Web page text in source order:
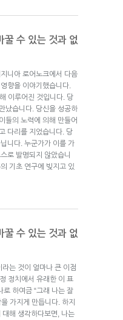
꿀 수 있는 것과 없
니아 로어노크에서 다음
향을 이야기했습니다.
이루어진 것입니다. 당
났습니다. 당신을 성공하
들의 노력에 의해 만들어
다리를 지었습니다. 당
니다. 누군가가 이를 가
로 발명되지 않았습니
기초 연구에 빚지고 있
꿀 수 있는 것과 없
는 것이 얼마나 큰 이점
정치에서 유래한 이 표
로 하여금 “그래 나는 잘
가지게 만듭니다. 하지
해 생각하다보면, 나는